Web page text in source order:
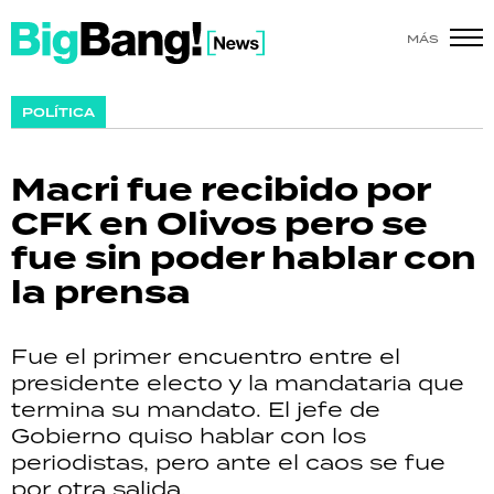
MÁS
POLÍTICA
Macri fue recibido por
CFK en Olivos pero se
fue sin poder hablar con
la prensa
Fue el primer encuentro entre el
presidente electo y la mandataria que
termina su mandato. El jefe de
Gobierno quiso hablar con los
periodistas, pero ante el caos se fue
por otra salida.
SHOW
ACTUALIDAD
POLICIALES
ECONOMÍA
GRAN HERMANO
SALUD
DEPORTES